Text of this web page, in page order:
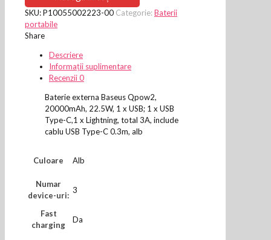
Baseus
Qpow2,
20000mAh,
USB;
SKU:P10055002223-00 Categorie:Baterii
portabile
Share
Descriere
Informații suplimentare
Recenzii0
Baterie externa Baseus Qpow2,
20000mAh, 22.5W, 1 x USB; 1 x USB
Type-C,1 x Lightning, total 3A, include
cablu USB Type-C 0.3m, alb
Culoare Alb
Numar
device-uri:
3
Fast
charging
Da